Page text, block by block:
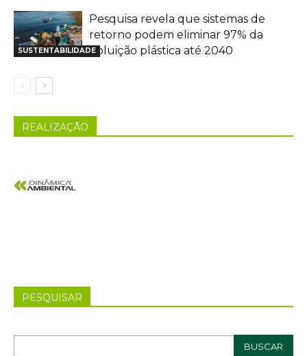
SUSTENTABILIDADE
Pesquisa revela que sistemas de
retorno podem eliminar 97% da
poluição plástica até 2040
REALIZAÇÃO
PESQUISAR